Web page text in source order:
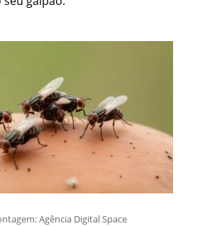
Agência Digital Space